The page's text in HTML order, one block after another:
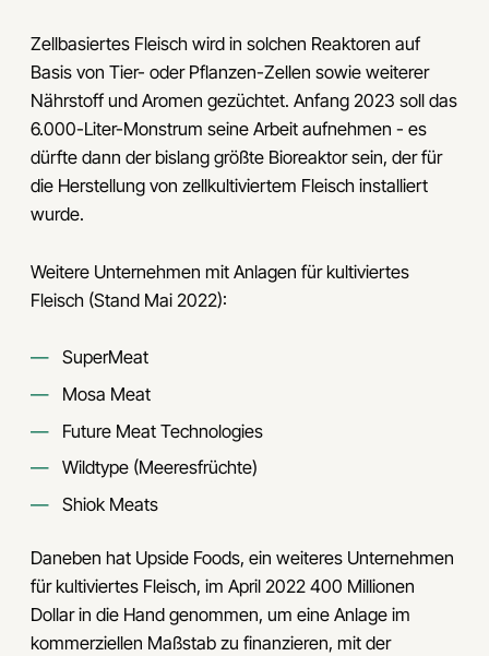
Zellbasiertes Fleisch wird in solchen Reaktoren auf
Basis von Tier- oder Pflanzen-Zellen sowie weiterer
Nährstoff und Aromen gezüchtet. Anfang 2023 soll das
6.000-Liter-Monstrum seine Arbeit aufnehmen - es
dürfte dann der bislang größte Bioreaktor sein, der für
die Herstellung von zellkultiviertem Fleisch installiert
wurde.
Weitere Unternehmen mit Anlagen für kultiviertes
Fleisch (Stand Mai 2022):
SuperMeat
Mosa Meat
Future Meat Technologies
Wildtype (Meeresfrüchte)
Shiok Meats
Daneben hat Upside Foods, ein weiteres Unternehmen
für kultiviertes Fleisch, im April 2022 400 Millionen
Dollar in die Hand genommen, um eine Anlage im
kommerziellen Maßstab zu finanzieren, mit der